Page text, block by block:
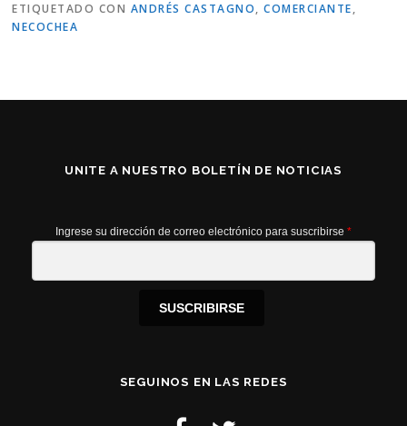
ETIQUETADO CON ANDRÉS CASTAGNO,COMERCIANTE,
NECOCHEA
UNITE A NUESTRO BOLETÍN DE NOTICIAS
Ingrese su dirección de correo electrónico para suscribirse *
SUSCRIBIRSE
SEGUINOS EN LAS REDES